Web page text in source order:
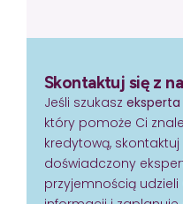
Skontaktuj się z
Jeśli szukasz
który pomoże Ci
kredytową, skontaktuj
doświadczony
przyjemnością udzieli